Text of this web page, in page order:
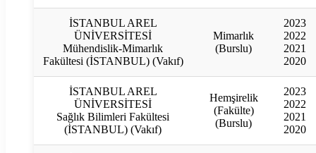
İSTANBUL AREL
ÜNİVERSİTESİ
Mühendislik-Mimarlık
Fakültesi (İSTANBUL) (Vakıf)
Mimarlık
(Burslu)
2023
2022
2021
2020
İSTANBUL AREL
ÜNİVERSİTESİ
Sağlık Bilimleri Fakültesi
(İSTANBUL) (Vakıf)
Hemşirelik
(Fakülte)
(Burslu)
2023
2022
2021
2020